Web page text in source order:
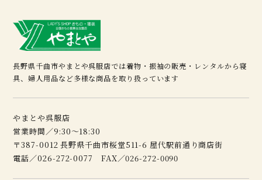
長野県千曲市やまとや呉服店では着物・振袖の販売・レンタルから寝
具、婦人用品など多様な商品を取り扱っています
やまとや呉服店
営業時間／9:30～18:30
〒387-0012 長野県千曲市桜堂511-6 屋代駅前通り商店街
電話／026-272-0077 FAX／026-272-0090